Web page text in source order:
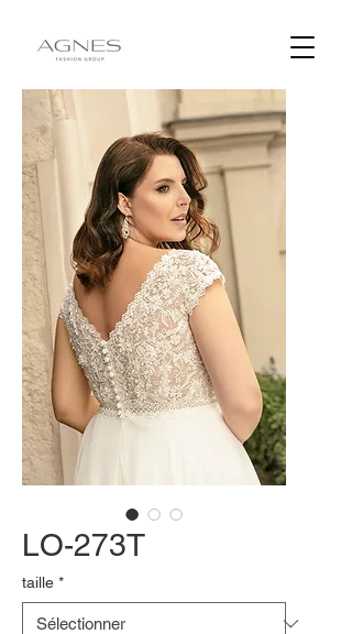
LO-273T
taille *